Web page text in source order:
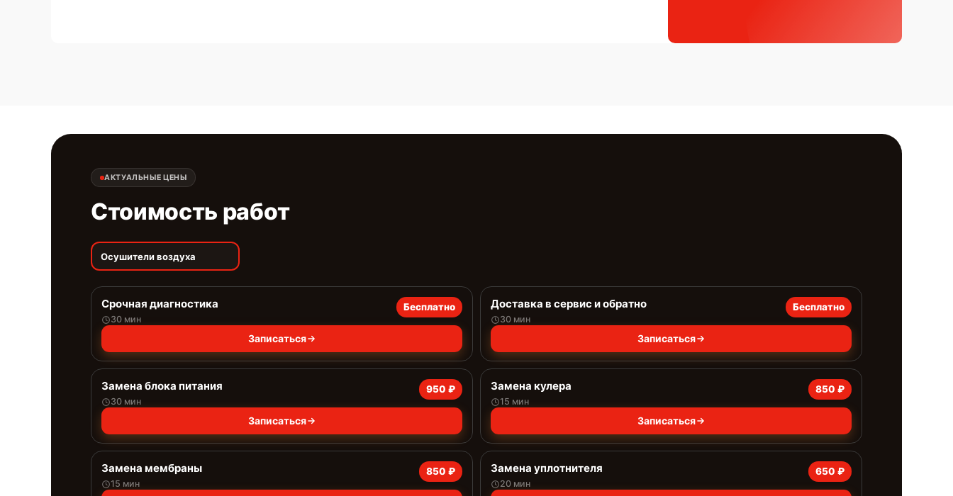
АКТУАЛЬНЫЕ ЦЕНЫ
Стоимость работ
Осушители воздуха
Срочная диагностика
30 мин
Бесплатно
Записаться
Доставка в сервис и обратно
30 мин
Бесплатно
Записаться
Замена блока питания
30 мин
950 ₽
Записаться
Замена кулера
15 мин
850 ₽
Записаться
Замена мембраны
15 мин
850 ₽ Замена уплотнителя
20 мин
650 ₽